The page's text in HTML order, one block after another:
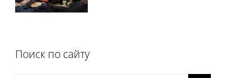
Поиск по сайту